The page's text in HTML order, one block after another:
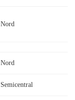
Nord
Nord
Semicentral